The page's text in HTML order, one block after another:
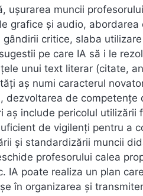
muncii
grafice și audio,
critice, slaba
pe care IA să i le
unui text literar (citate,
aș numi caracterul
de
include pericolul utilizării
de vigilenți pentru a
și standardizării muncii
profesorului calea
IA poate realiza un plan
în organizarea și